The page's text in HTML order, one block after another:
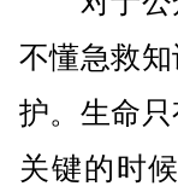
不懂急救
护。生命
关键的时